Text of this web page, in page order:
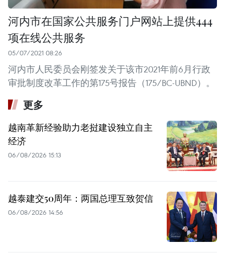
河内市在国家公共服务门户网站上提供444
项在线公共服务
05/07/2021 08:26
河内市人民委员会刚签发关于该市2021年前6月行政
审批制度改革工作的第175号报告（175/BC-UBND）。
更多
越南革新经验助力老挝建设独立自主
经济
06/08/2026 15:13
越泰建交50周年：两国总理互致贺信
06/08/2026 14:56